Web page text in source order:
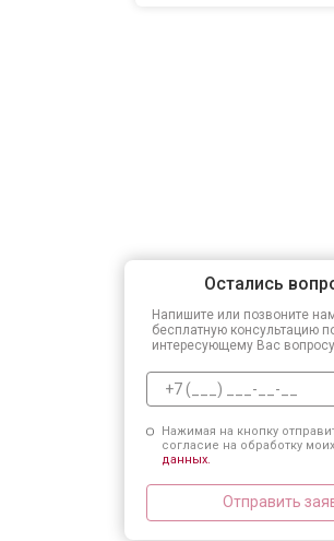
Остались
Напишите или позвоните
бесплатную консультацию
интересующему Вас вопросу.
Нажимая на кнопку
согласие на обработку моих
данных.
Отправить